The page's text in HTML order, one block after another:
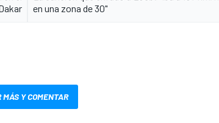
en una zona de 30"
MÁS Y COMENTAR